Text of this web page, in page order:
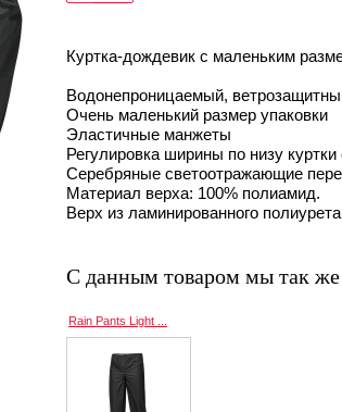
Куртка-дождевик с маленьким
Водонепроницаемый,
Очень маленький размер упаковки
Эластичные манжеты
Регулировка ширины по низу
Серебряные светоотражающие
Материал верха: 100% полиамид.
Верх из ламинированного
С данным товаром мы так
Rain Pants Light ...